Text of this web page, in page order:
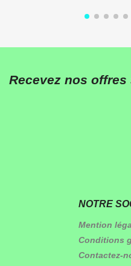
Recevez nos offres
NOTRE
Mention
Conditions
Contactez-